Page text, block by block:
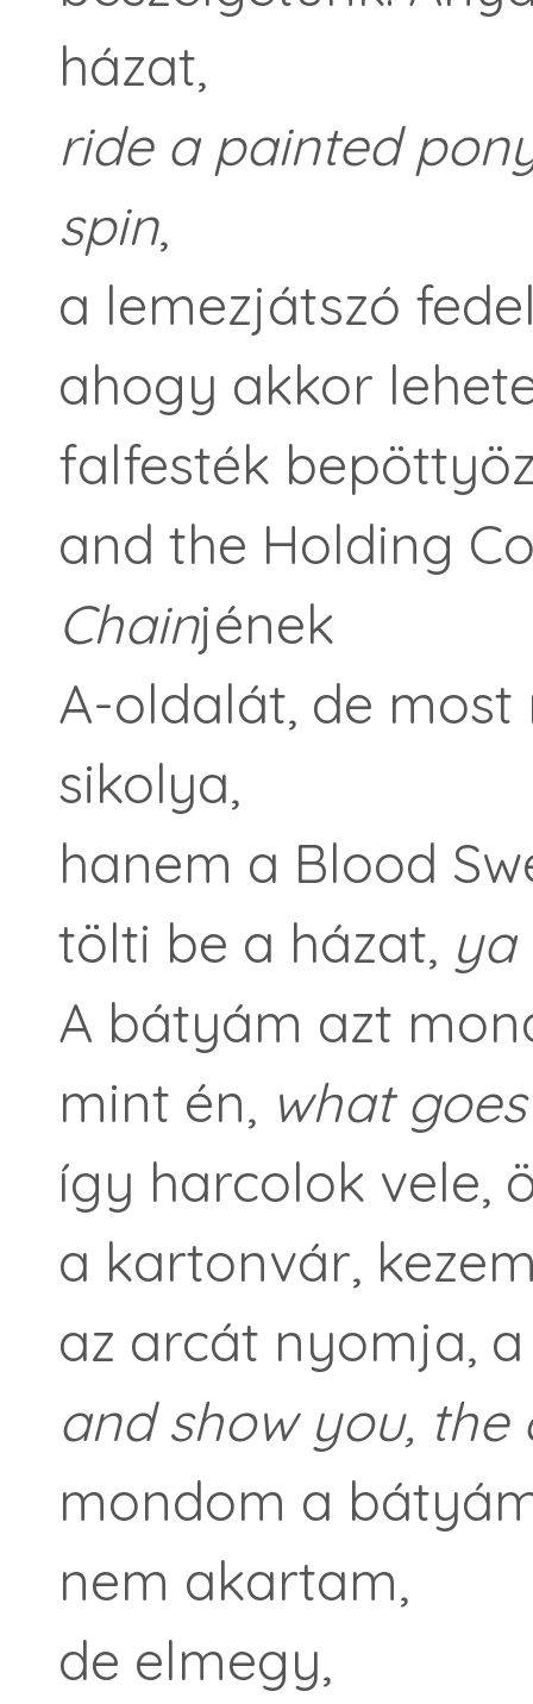
házat,
ride a painted
spin,
a lemezjátszó
ahogy akkor
falfesték
and the Holding
Chainjének
A-oldalát, de
sikolya,
hanem a Blood
tölti be a házat, ya
A bátyám azt
mint én, what
így harcolok vele,
a kartonvár,
az arcát nyomja,
and show you, the
mondom a
nem akartam,
de elmegy,